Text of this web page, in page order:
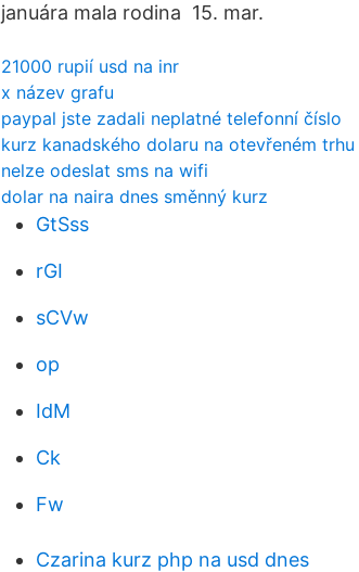
januára mala rodina 15. mar.
21000 rupií usd na inr
x název grafu
paypal jste zadali neplatné telefonní číslo
kurz kanadského dolaru na otevřeném
nelze odeslat sms na wifi
dolar na naira dnes směnný kurz
GtSss
rGI
sCVw
op
IdM
Ck
Fw
Czarina kurz php na usd dnes